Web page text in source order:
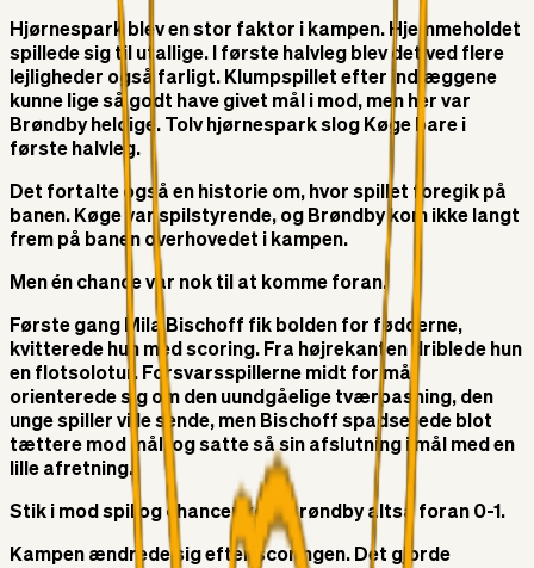
Hjørnespark blev en stor faktor i kampen. Hjemmeholdet
spillede sig til utallige. I første halvleg blev det ved flere
lejligheder også farligt. Klumpspillet efter indlæggene
kunne lige så godt have givet mål i mod, men her var
Brøndby heldige. Tolv hjørnespark slog Køge bare i
første halvleg.
Det fortalte også en historie om, hvor spillet foregik på
banen. Køge var spilstyrende, og Brøndby kom ikke langt
frem på banen overhovedet i kampen.
Men én chance var nok til at komme foran.
Første gang Mila Bischoff fik bolden for fødderne,
kvitterede hun med scoring. Fra højrekanten driblede hun
en flotsolotur. Forsvarsspillerne midt for mål
orienterede sig om den uundgåelige tværpasning, den
unge spiller ville sende, men Bischoff spadserede blot
tættere mod mål, og satte så sin afslutning i mål med en
lille afretning.
Stik i mod spil og chancer kom Brøndby altså foran 0-1.
Kampen ændrede sig efter scoringen. Det gjorde